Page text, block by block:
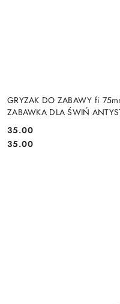
GRYZAK DO ZABAWY fi
ZABAWKA DLA ŚWIŃ
Cena:
35.00
Cena:
35.00